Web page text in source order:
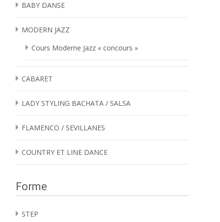
BABY DANSE
MODERN JAZZ
Cours Moderne Jazz « concours »
CABARET
LADY STYLING BACHATA / SALSA
FLAMENCO / SEVILLANES
COUNTRY ET LINE DANCE
Forme
STEP